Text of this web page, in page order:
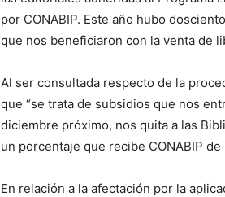
por CONABIP. Este año hubo
que nos beneficiaron con la venta de
Al ser consultada respecto de la
que “se trata de subsidios que nos
diciembre próximo, nos quita a las
un porcentaje que recibe CONABIP de
En relación a la afectación por la